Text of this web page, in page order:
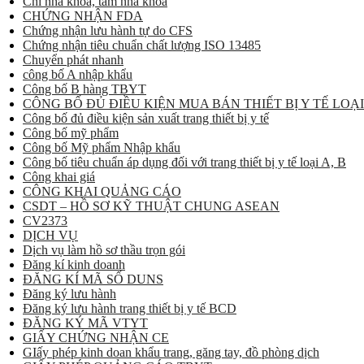
CHỨNG NHẬN FDA
Chứng nhận lưu hành tự do CFS
Chứng nhận tiêu chuẩn chất lượng ISO 13485
Chuyển phát nhanh
công bố A nhập khẩu
Công bố B hàng TBYT
CÔNG BỐ ĐỦ ĐIỀU KIỆN MUA BÁN THIẾT BỊ Y TẾ
Công bố đủ điều kiện sản xuất trang thiết bị y tế
Công bố mỹ phẩm
Công bố Mỹ phẩm Nhập khẩu
Công bố tiêu chuẩn áp dụng đối với trang thiết bị y tế loại A, B
Công khai giá
CÔNG KHAI QUẢNG CÁO
CSDT – HỒ SƠ KỸ THUẬT CHUNG ASEAN
CV2373
DỊCH VỤ
Dịch vụ làm hồ sơ thầu trọn gói
Đăng kí kinh doanh
ĐĂNG KÍ MÃ SỐ DUNS
Đăng ký lưu hành
Đăng ký lưu hành trang thiết bị y tế BCD
ĐĂNG KÝ MÃ VTYT
GIẤY CHỨNG NHẬN CE
GIấy phép kinh doan khẩu trang, găng tay, đồ phòng dịch